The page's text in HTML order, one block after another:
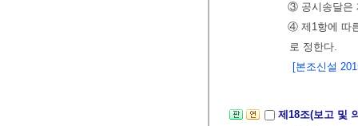
③ 공시송달은
④ 제1항에 따
로 정한다.
[본조신설
제18조(보고 및